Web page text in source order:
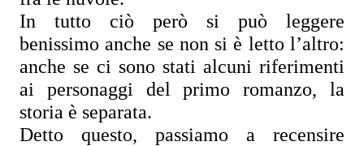
In tutto ciò però si può leggere
benissimo anche se non si è letto l’altro:
anche se ci sono stati alcuni riferimenti
ai personaggi del primo romanzo, la
storia è separata.